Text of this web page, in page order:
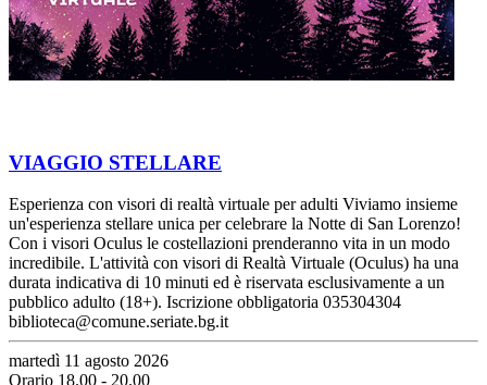
VIAGGIO STELLARE
Esperienza con visori di realtà virtuale per adulti Viviamo insieme
un'esperienza stellare unica per celebrare la Notte di San Lorenzo!
Con i visori Oculus le costellazioni prenderanno vita in un modo
incredibile. L'attività con visori di Realtà Virtuale (Oculus) ha una
durata indicativa di 10 minuti ed è riservata esclusivamente a un
pubblico adulto (18+). Iscrizione obbligatoria 035304304
biblioteca@comune.seriate.bg.it
martedì 11 agosto 2026
Orario 18.00 - 20.00